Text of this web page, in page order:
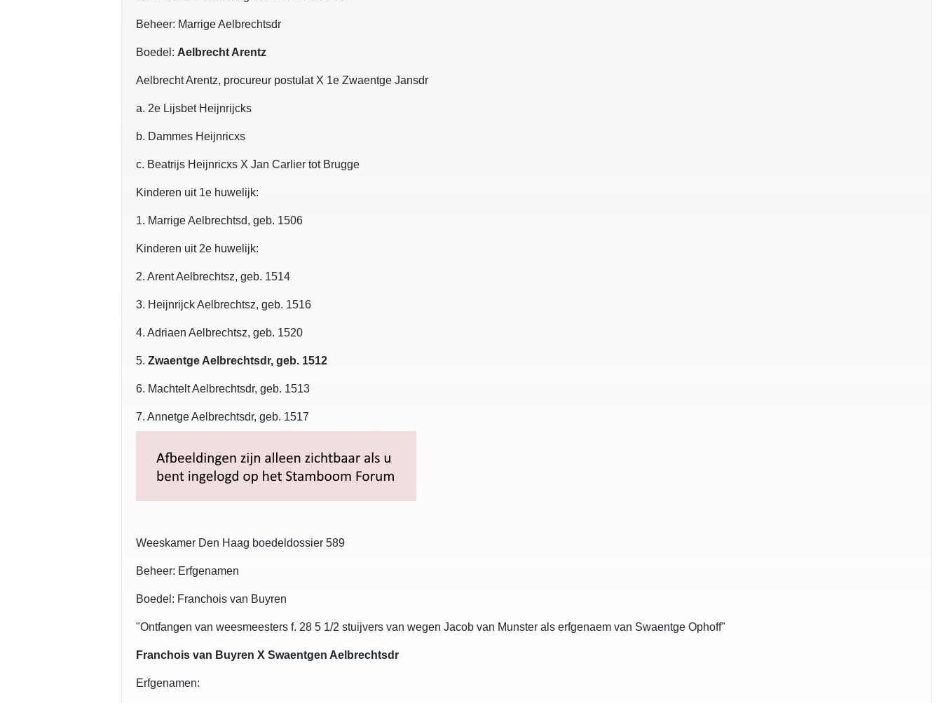
Beheer: Marrige Aelbrechtsdr
Boedel: Aelbrecht Arentz
Aelbrecht Arentz, procureur postulat X 1e Zwaentge Jansdr
a. 2e Lijsbet Heijnrijcks
b. Dammes Heijnricxs
c. Beatrijs Heijnricxs X Jan Carlier tot Brugge
Kinderen uit 1e huwelijk:
1. Marrige Aelbrechtsd, geb. 1506
Kinderen uit 2e huwelijk:
2. Arent Aelbrechtsz, geb. 1514
3. Heijnrijck Aelbrechtsz, geb. 1516
4. Adriaen Aelbrechtsz, geb. 1520
5. Zwaentge Aelbrechtsdr, geb. 1512
6. Machtelt Aelbrechtsdr, geb. 1513
7. Annetge Aelbrechtsdr, geb. 1517
Weeskamer Den Haag boedeldossier 589
Beheer: Erfgenamen
Boedel: Franchois van Buyren
"Ontfangen van weesmeesters f. 28 5 1/2 stuijvers van wegen Jacob van Munster als erfgenaem van Swaentge Ophoff"
Franchois van Buyren X Swaentgen Aelbrechtsdr
Erfgenamen: